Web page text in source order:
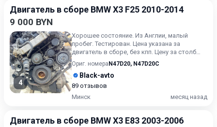
Двигатель в сборе BMW X3 F25 2010-2014
9 000 BYN
4
Хорошее состояние. Из Англии, малый
пробег. Тестирован. Цена указана за
двигатель в сборе, без кпп. Цену за столб
уточняйте.
Ориг. номера N47D20, N47D20C
Black-avto
89 отзывов
Минск
месяц назад
Двигатель в сборе BMW X3 E83 2003-2006